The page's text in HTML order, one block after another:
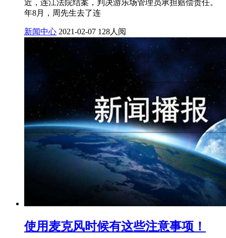
近，连江法院结案，判决游乐场管理员承担赔偿责任。
年8月，周先生去了连
新闻中心 2021-02-07 128人阅
使用麦克风时候有这些注意事项！